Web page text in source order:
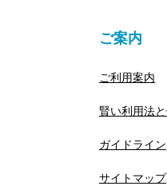
ご案内
ご利用案内
賢い利用法
ガイドライン
サイトマッ